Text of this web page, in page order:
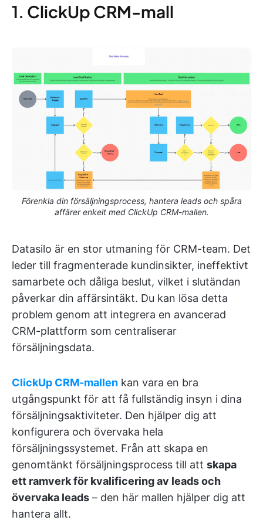
1. ClickUp CRM-mall
Förenkla din försäljningsprocess, hantera leads och spåra
affärer enkelt med ClickUp CRM-mallen.
Datasilo är en stor utmaning för CRM-team. Det
leder till fragmenterade kundinsikter, ineffektivt
samarbete och dåliga beslut, vilket i slutändan
påverkar din affärsintäkt. Du kan lösa detta
problem genom att integrera en avancerad
CRM-plattform som centraliserar
försäljningsdata.
ClickUp CRM-mallen kan vara en bra
utgångspunkt för att få fullständig insyn i dina
försäljningsaktiviteter. Den hjälper dig att
konfigurera och övervaka hela
försäljningssystemet. Från att skapa en
genomtänkt försäljningsprocess till att skapa
ett ramverk för kvalificering av leads och
övervaka leads – den här mallen hjälper dig att
hantera allt.